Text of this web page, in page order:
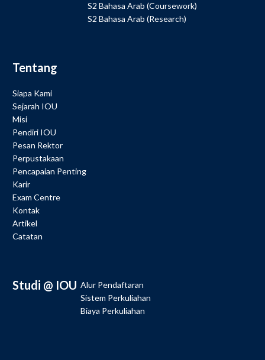
S2 Bahasa Arab (Coursework)
S2 Bahasa Arab (Research)
Tentang
Siapa Kami
Sejarah IOU
Misi
Pendiri IOU
Pesan Rektor
Perpustakaan
Pencapaian Penting
Karir
Exam Centre
Kontak
Artikel
Catatan
Studi @ IOU Alur Pendaftaran
Sistem Perkuliahan
Biaya Perkuliahan